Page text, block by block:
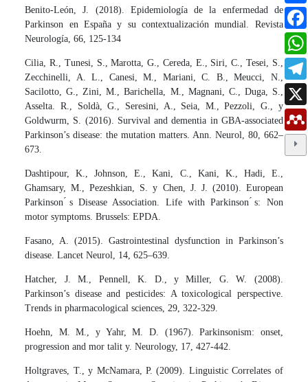
Benito-León, J. (2018). Epidemiología de la enfermedad de
Parkinson en España y su contextualización mundial. Revista
Neurología, 66, 125-134
Cilia, R., Tunesi, S., Marotta, G., Cereda, E., Siri, C., Tesei, S.,
Zecchinelli, A. L., Canesi, M., Mariani, C. B., Meucci, N.,
Sacilotto, G., Zini, M., Barichella, M., Magnani, C., Duga, S.,
Asselta. R., Soldà, G., Seresini, A., Seia, M., Pezzoli, G., y
Goldwurm, S. (2016). Survival and dementia in GBA-associated
Parkinson’s disease: the mutation matters. Ann. Neurol, 80, 662–
673.
Dashtipour, K., Johnson, E., Kani, C., Kani, K., Hadi, E.,
Ghamsary, M., Pezeshkian, S. y Chen, J. J. (2010). European
Parkinson ́s Disease Association. Life with Parkinson ́s: Non
motor symptoms. Brussels: EPDA.
Fasano, A. (2015). Gastrointestinal dysfunction in Parkinson’s
disease. Lancet Neurol, 14, 625–639.
Hatcher, J. M., Pennell, K. D., y Miller, G. W. (2008).
Parkinson’s disease and pesticides: A toxicological perspective.
Trends in pharmacological sciences, 29, 322-329.
Hoehn, M. M., y Yahr, M. D. (1967). Parkinsonism: onset,
progression and mor talit y. Neurology, 17, 427-442.
Holtgraves, T., y McNamara, P. (2009). Linguistic Correlates of